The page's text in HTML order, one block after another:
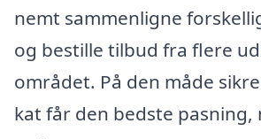
nemt sammenligne
og bestille tilbud fra flere
området. På den måde
kat får den bedste pasning,